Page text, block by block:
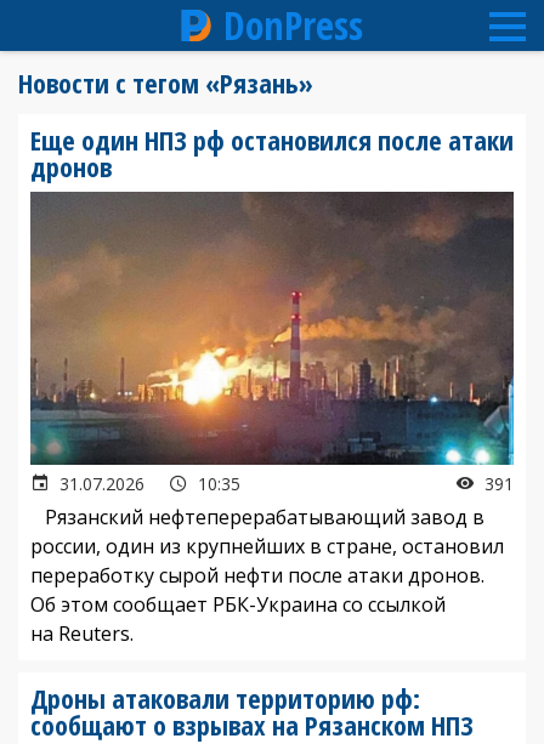
содержанию
DonPress
Новости с тегом «Рязань»
Еще один НПЗ рф остановился после атаки
дронов
31.07.2026 10:35 391
Рязанский нефтеперерабатывающий завод в
россии, один из крупнейших в стране, остановил
переработку сырой нефти после атаки дронов.
Об этом сообщает РБК-Украина со ссылкой
на Reuters.
Дроны атаковали территорию рф:
сообщают о взрывах на Рязанском НПЗ